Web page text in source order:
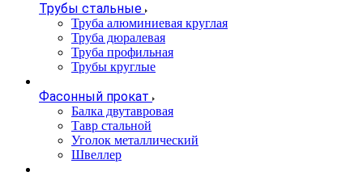
Трубы стальные
Труба алюминиевая круглая
Труба дюралевая
Труба профильная
Трубы круглые
Фасонный прокат
Балка двутавровая
Тавр стальной
Уголок металлический
Швеллер